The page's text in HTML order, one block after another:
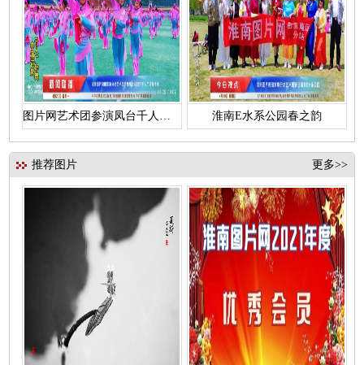
图片网艺术团参演凤台千人花鼓灯 淮南E水系公园春之韵
推荐图片 更多>>